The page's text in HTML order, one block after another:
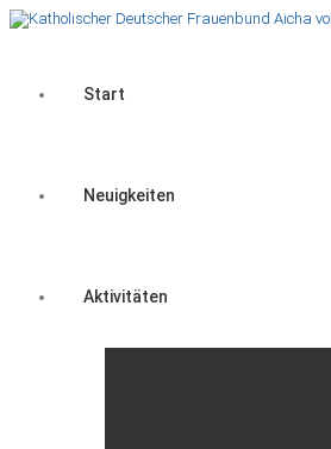
Start
Neuigkeiten
Aktivitäten